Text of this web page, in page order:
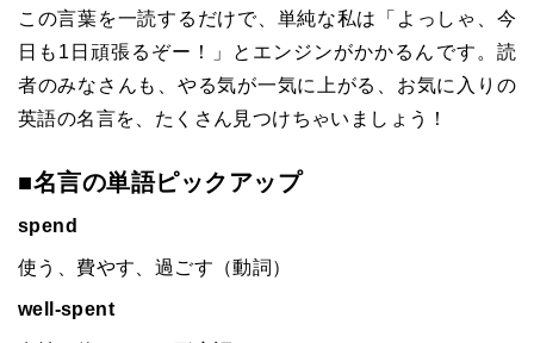
この言葉を一読するだけで、単純な私は「よっしゃ、今
日も1日頑張るぞー！」とエンジンがかかるんです。読
者のみなさんも、やる気が一気に上がる、お気に入りの
英語の名言を、たくさん見つけちゃいましょう！
■名言の単語ピックアップ
spend
使う、費やす、過ごす（動詞）
well-spent